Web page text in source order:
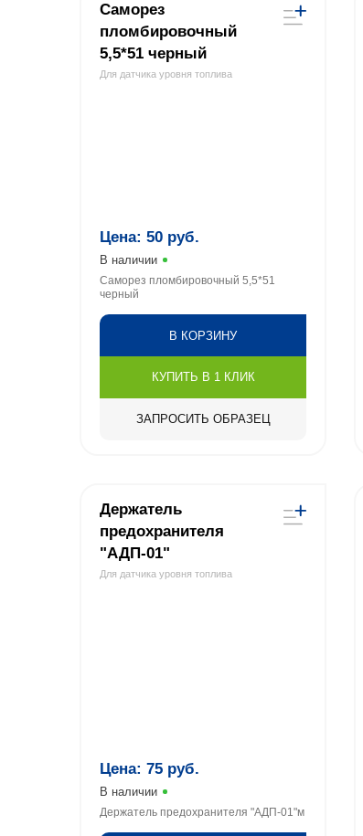
Саморез
пломбировочный
5,5*51 черный
Для датчика уровня топлива
Цена: 50 руб.
В наличии
Саморез пломбировочный 5,5*51
черный
В КОРЗИНУ
КУПИТЬ В 1 КЛИК
ЗАПРОСИТЬ ОБРАЗЕЦ
Держатель
предохранителя
"АДП-01"
Для датчика уровня топлива
Цена: 75 руб.
В наличии
Держатель предохранителя "АДП-01"м